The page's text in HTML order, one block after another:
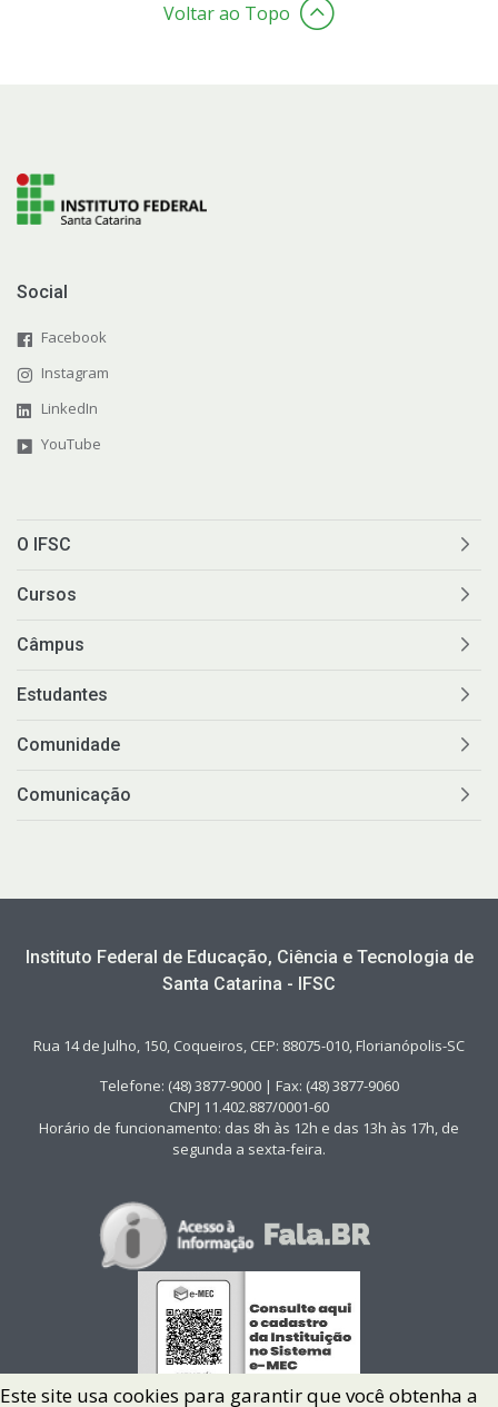
Voltar ao Topo
Social
Facebook
Instagram
LinkedIn
YouTube
O IFSC
Cursos
Câmpus
Estudantes
Comunidade
Comunicação
Instituto Federal de Educação, Ciência e Tecnologia de
Santa Catarina - IFSC
Rua 14 de Julho, 150, Coqueiros, CEP: 88075-010, Florianópolis-SC
Telefone: (48) 3877-9000 | Fax: (48) 3877-9060
CNPJ 11.402.887/0001-60
Horário de funcionamento: das 8h às 12h e das 13h às 17h, de
segunda a sexta-feira.
Este site usa cookies para garantir que você obtenha a